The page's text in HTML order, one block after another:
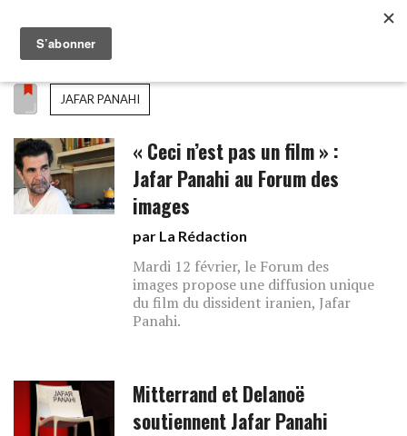
JAFAR PANAHI
« Ceci n’est pas un film » :
Jafar Panahi au Forum des
images
par La Rédaction
Mardi 12 février, le Forum des
images propose une diffusion unique
du film du dissident iranien, Jafar
Panahi.
Mitterrand et Delanoë
soutiennent Jafar Panahi